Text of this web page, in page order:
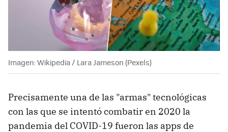
Imagen: Wikipedia / Lara Jameson (Pexels)
Precisamente una de las "armas" tecnológicas
con las que se intentó combatir en 2020 la
pandemia del COVID-19 fueron las apps de